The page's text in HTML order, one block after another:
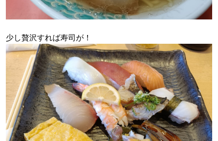
少し贅沢すれば寿司が！